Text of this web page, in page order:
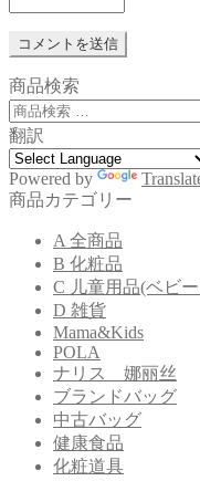
商品検索
検
索
対
象:
翻訳
Powered by
商品カテゴリー
A 全商品
B 化粧品
C 儿童用品(ベビ
D 雑貨
Mama&Kids
POLA
ナリス 娜丽丝
ブランドバッグ
中古バッグ
健康食品
化粧道具